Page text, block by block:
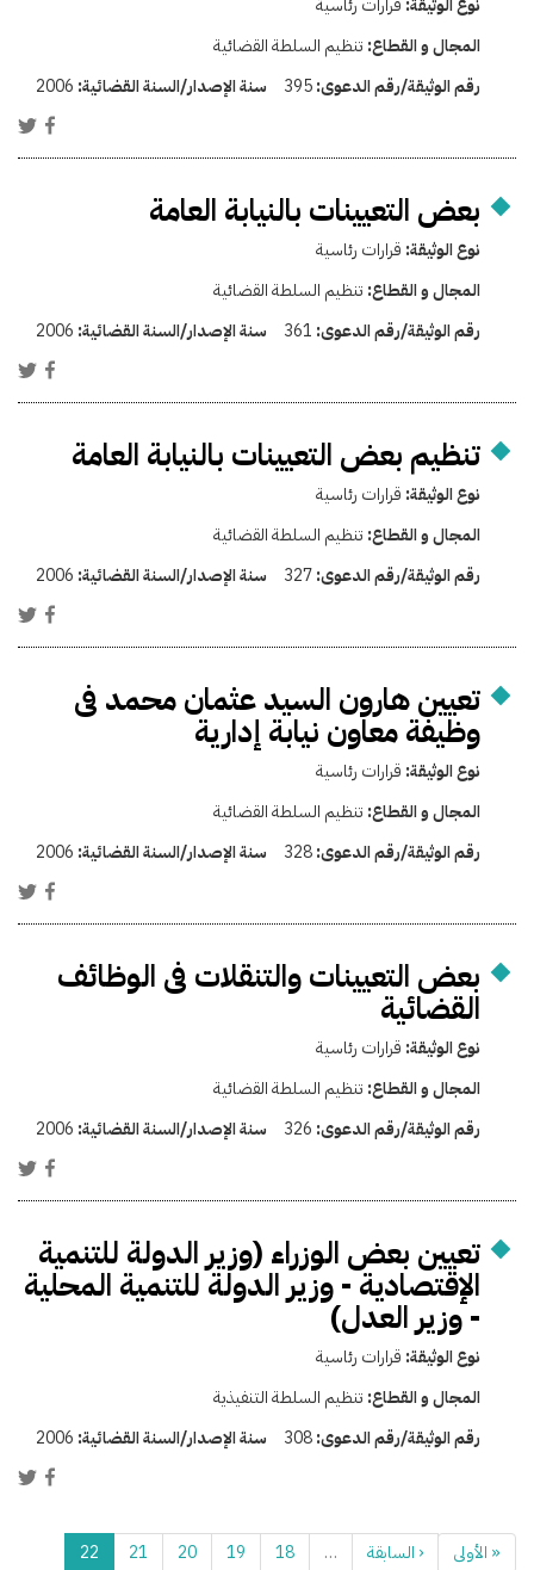
المجال و القطاع: تنظيم السلطة القضائية
رقم الوثيقة/رقم الدعوى:395 سنة الإصدار/السنة القضائية: 2006
بعض التعيينات بالنيابة العامة
نوع الوثيقة: قرارات رئاسية
المجال و القطاع: تنظيم السلطة القضائية
رقم الوثيقة/رقم الدعوى: 361 سنة الإصدار/السنة القضائية: 2006
تنظيم بعض التعيينات بالنيابة العامة
نوع الوثيقة: قرارات رئاسية
المجال و القطاع: تنظيم السلطة القضائية
رقم الوثيقة/رقم الدعوى:327 سنة الإصدار/السنة القضائية: 2006
تعيين هارون السيد عثمان محمد فى
وظيفة معاون نيابة إدارية
نوع الوثيقة: قرارات رئاسية
المجال و القطاع: تنظيم السلطة القضائية
رقم الوثيقة/رقم الدعوى:328 سنة الإصدار/السنة القضائية: 2006
بعض التعيينات والتنقلات فى الوظائف
القضائية
نوع الوثيقة: قرارات رئاسية
المجال و القطاع: تنظيم السلطة القضائية
رقم الوثيقة/رقم الدعوى: 326 سنة الإصدار/السنة القضائية: 2006
تعيين بعض الوزراء (وزير الدولة للتنمية
الإقتصادية - وزير الدولة للتنمية المحلية
- وزير العدل)
نوع الوثيقة: قرارات رئاسية
المجال و القطاع: تنظيم السلطة التنفيذية
رقم الوثيقة/رقم الدعوى:308 سنة الإصدار/السنة القضائية: 2006
« الأولى ‹ السابقة …
18
19
20
21
22